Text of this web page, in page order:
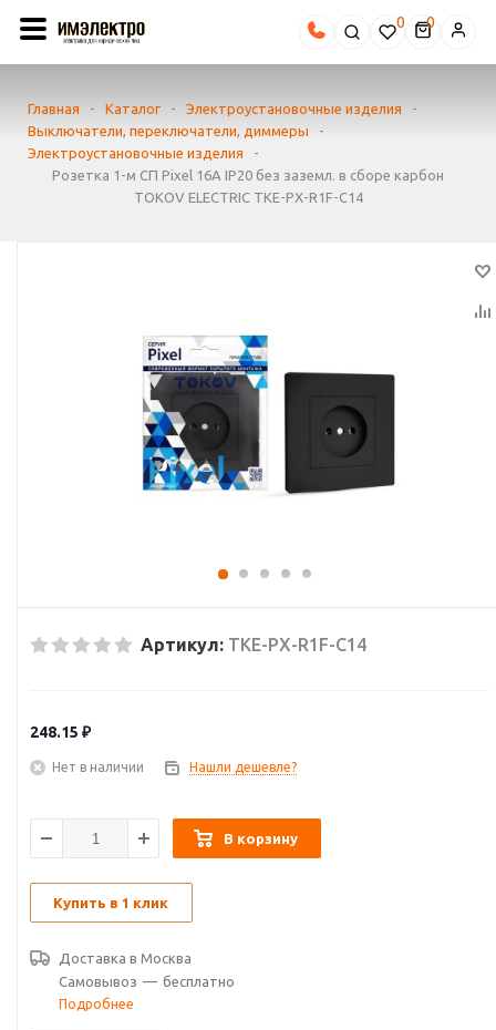
0
Главная - Каталог - Электроустановочные изделия
-
Выключатели, переключатели, диммеры
-
Электроустановочные изделия
-
Розетка 1-м СП Pixel 16А IP20 без заземл. в сборе карбон
TOKOV ELECTRIC TKE-PX-R1F-C14
Артикул: TKE-PX-R1F-C14
248.15 ₽
Нет в наличии Нашли дешевле?
В корзину
Купить в 1 клик
Доставка в Москва
Самовывоз — бесплатно
Подробнее